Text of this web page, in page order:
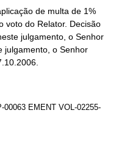
de multa de 1%
voto do Relator. Decisão
julgamento, o Senhor
julgamento, o Senhor
00063 EMENT VOL-02255-